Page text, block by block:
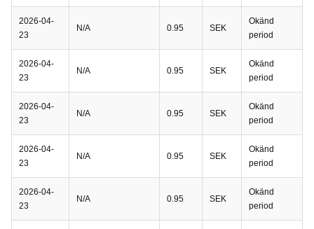
2026-04-
23
N/A 0.95 SEK
Okänd
period
2026-04-
23
N/A 0.95 SEK
Okänd
period
2026-04-
23
N/A 0.95 SEK
Okänd
period
2026-04-
23
N/A 0.95 SEK
Okänd
period
2026-04-
23
N/A 0.95 SEK
Okänd
period